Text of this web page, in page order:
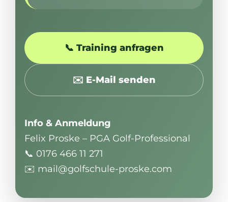
📞 Training anfragen
✉️ E-Mail senden
Info & Anmeldung
Felix Proske – PGA Golf-Professional
📞 0176 466 11 271
✉️ mail@golfschule-proske.com